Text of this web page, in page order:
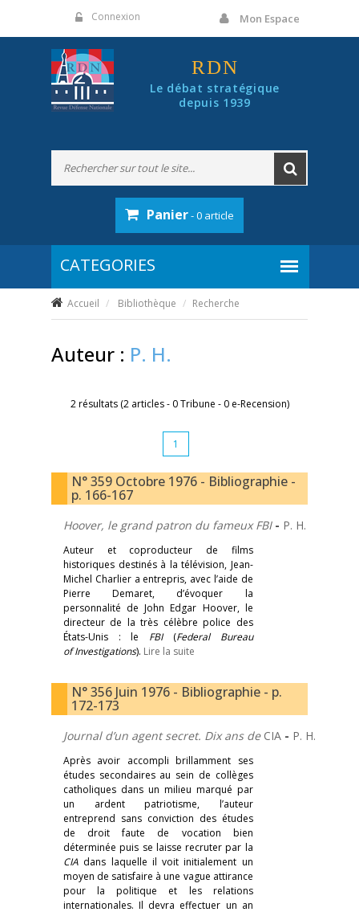
Connexion Mon Espace
RDN
Le débat stratégique
depuis 1939
Panier- 0 article
Accueil Bibliothèque Recherche
Auteur : P. H.
2 résultats (2 articles - 0 Tribune - 0 e-Recension)
1
N° 359 Octobre 1976 - Bibliographie -
p. 166-167
Hoover, le grand patron du fameux FBI - P. H.
Auteur et coproducteur de films
historiques destinés à la télévision, Jean-
Michel Charlier a entrepris, avec l’aide de
Pierre Demaret, d’évoquer la
personnalité de John Edgar Hoover, le
directeur de la très célèbre police des
États-Unis : le FBI(Federal Bureau
of Investigations). Lire la suite
N° 356 Juin 1976 - Bibliographie - p.
172-173
Journal d’un agent secret. Dix ans de CIA - P. H.
Après avoir accompli brillamment ses
études secondaires au sein de collèges
catholiques dans un milieu marqué par
un ardent patriotisme, l’auteur
entreprend sans conviction des études
de droit faute de vocation bien
déterminée puis se laisse recruter par la
CIA dans laquelle il voit initialement un
moyen de satisfaire à une vague attirance
pour la politique et les relations
internationales. Il devra effectuer un an